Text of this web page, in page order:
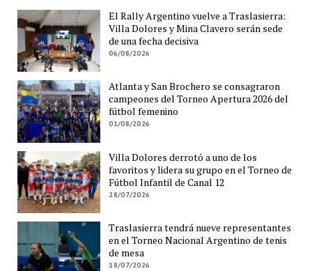
El Rally Argentino vuelve a Traslasierra:
Villa Dolores y Mina Clavero serán sede
de una fecha decisiva
06/08/2026
Atlanta y San Brochero se consagraron
campeones del Torneo Apertura 2026 del
fútbol femenino
01/08/2026
Villa Dolores derrotó a uno de los
favoritos y lidera su grupo en el Torneo de
Fútbol Infantil de Canal 12
28/07/2026
Traslasierra tendrá nueve representantes
en el Torneo Nacional Argentino de tenis
de mesa
18/07/2026